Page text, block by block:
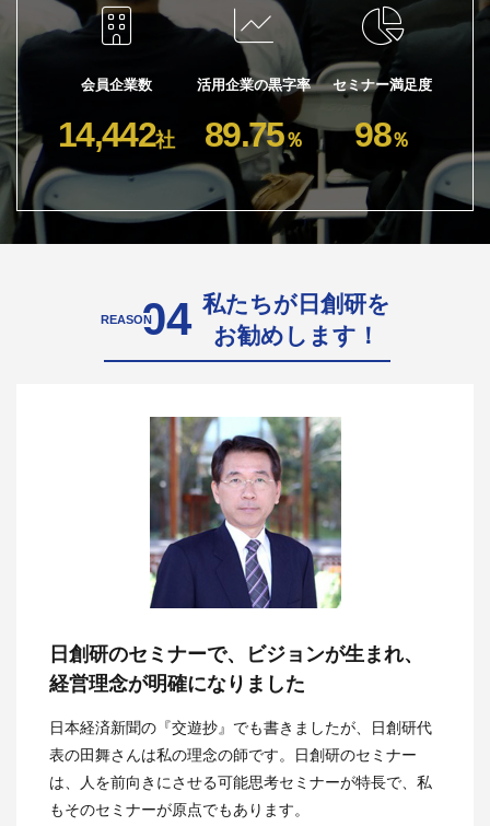
会員企業数
14,442社
活用企業の黒字率
89.75％
セミナー満足度
98％
REASON04 私たちが日創研を
お勧めします！
日創研のセミナーで、ビジョンが生まれ、
経営理念が明確になりました
日本経済新聞の『交遊抄』でも書きましたが、日創研代
表の田舞さんは私の理念の師です。日創研のセミナー
は、人を前向きにさせる可能思考セミナーが特長で、私
もそのセミナーが原点でもあります。